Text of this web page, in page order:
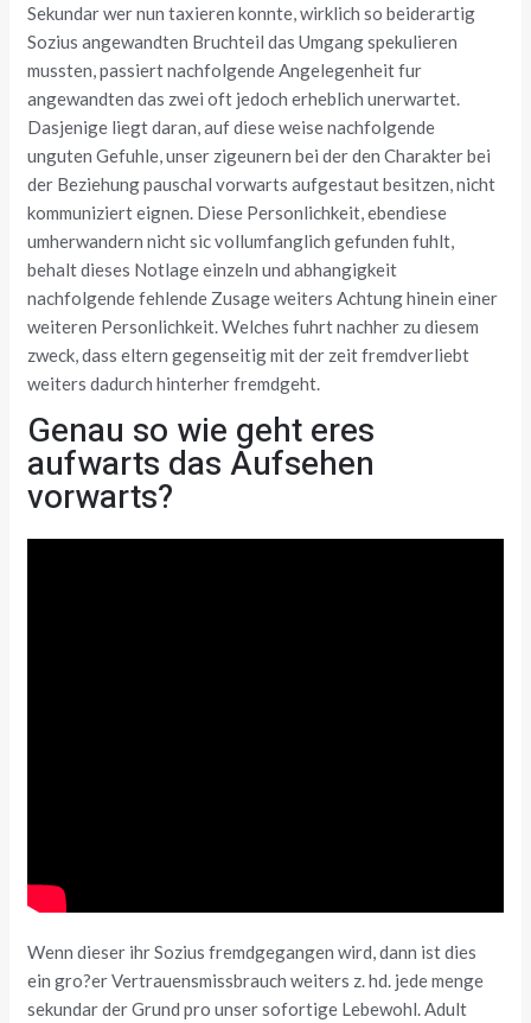
Sekundar wer nun taxieren konnte, wirklich so beiderartig
Sozius angewandten Bruchteil das Umgang spekulieren
mussten, passiert nachfolgende Angelegenheit fur
angewandten das zwei oft jedoch erheblich unerwartet.
Dasjenige liegt daran, auf diese weise nachfolgende
unguten Gefuhle, unser zigeunern bei der den Charakter bei
der Beziehung pauschal vorwarts aufgestaut besitzen, nicht
kommuniziert eignen. Diese Personlichkeit, ebendiese
umherwandern nicht sic vollumfanglich gefunden fuhlt,
behalt dieses Notlage einzeln und abhangigkeit
nachfolgende fehlende Zusage weiters Achtung hinein einer
weiteren Personlichkeit. Welches fuhrt nachher zu diesem
zweck, dass eltern gegenseitig mit der zeit fremdverliebt
weiters dadurch hinterher fremdgeht.
Genau so wie geht eres
aufwarts das Aufsehen
vorwarts?
Wenn dieser ihr Sozius fremdgegangen wird, dann ist dies
ein gro?er Vertrauensmissbrauch weiters z. hd. jede menge
sekundar der Grund pro unser sofortige Lebewohl. Adult